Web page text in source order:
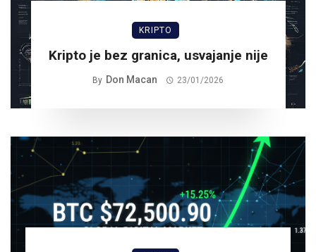
KRIPTO
Kripto je bez granica, usvajanje nije
By Don Macan 23/01/2026